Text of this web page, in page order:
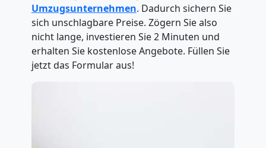
Umzugsunternehmen. Dadurch sichern Sie
sich unschlagbare Preise. Zögern Sie also
nicht lange, investieren Sie 2 Minuten und
erhalten Sie kostenlose Angebote. Füllen Sie
jetzt das Formular aus!